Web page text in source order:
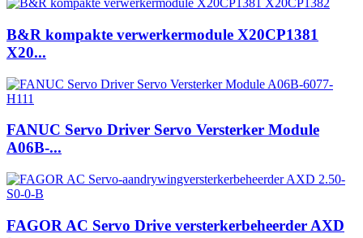
B&R kompakte verwerkermodule X20CP1381
X20...
FANUC Servo Driver Servo Versterker Module
A06B-...
FAGOR AC Servo Drive versterkerbeheerder AXD